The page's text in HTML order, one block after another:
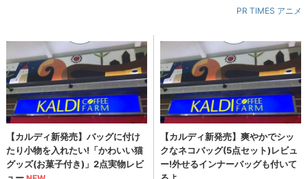
PR TIMES アニメ